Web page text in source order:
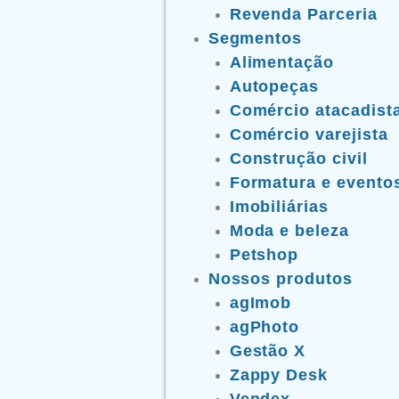
Revenda Parceria
Segmentos
Alimentação
Autopeças
Comércio
Comércio varejista
Construção civil
Formatura e
Imobiliárias
Moda e beleza
Petshop
Nossos produtos
agImob
agPhoto
Gestão X
Zappy Desk